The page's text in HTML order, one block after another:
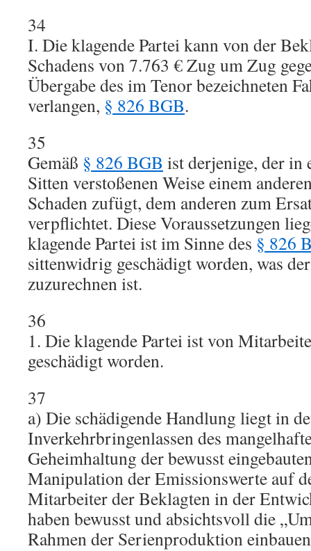
34
I. Die klagende Partei kann von der
Schadens von 7.763 € Zug um Zug
Übergabe des im Tenor bezeichneten
verlangen, § 826 BGB.
35
Gemäß § 826 BGB ist derjenige, der in
Sitten verstoßenen Weise einem
Schaden zufügt, dem anderen zum
verpflichtet. Diese Voraussetzungen
klagende Partei ist im Sinne des § 826
sittenwidrig geschädigt worden, was
zuzurechnen ist.
36
1. Die klagende Partei ist von
geschädigt worden.
37
a) Die schädigende Handlung liegt in
Inverkehrbringenlassen des
Geheimhaltung der bewusst
Manipulation der Emissionswerte auf
Mitarbeiter der Beklagten in der
haben bewusst und absichtsvoll die
Rahmen der Serienproduktion